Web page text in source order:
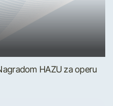
HAZU za operu